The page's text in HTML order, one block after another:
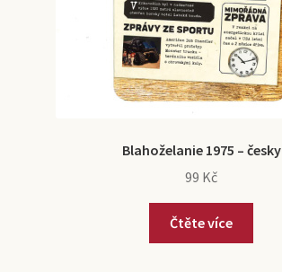
Blahoželanie 1975 – česky
99 Kč
Čtěte více